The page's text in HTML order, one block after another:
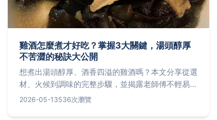
雞酒怎麼煮才好吃？掌握3大關鍵，湯頭醇厚
不苦澀的秘訣大公開
想煮出湯頭醇厚、酒香四溢的雞酒嗎？本文分享從選
材、火候到調味的完整步驟，並揭露老師傅不輕易傳
授的私房秘訣，讓你輕鬆避開苦澀地雷，煮出暖心又
2026-05-13536次瀏覽